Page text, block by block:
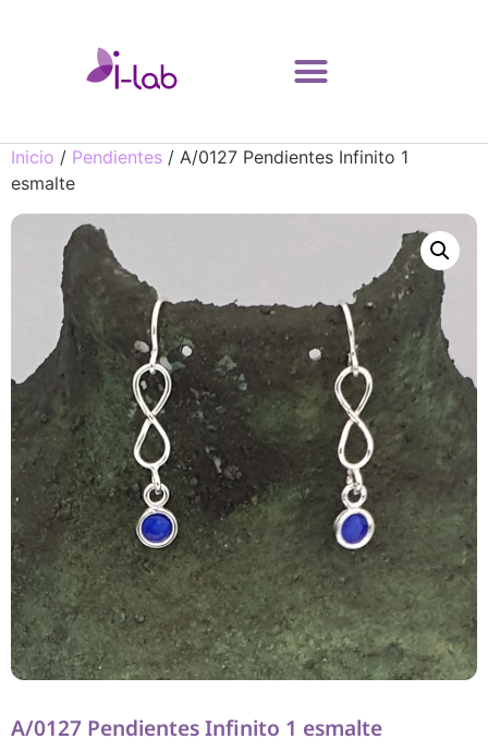
Inicio / Pendientes / A/0127 Pendientes Infinito 1
esmalte
A/0127 Pendientes Infinito 1 esmalte